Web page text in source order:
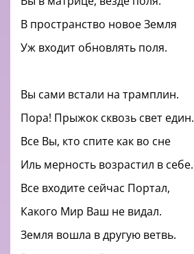
В пространство новое Земля
Уж входит обновлять поля.
Вы сами встали на трамплин.
Пора! Прыжок сквозь свет един.
Все Вы, кто спите как во сне
Иль мерность возрастил в себе.
Все входите сейчас Портал,
Какого Мир Ваш не видал.
Земля вошла в другую ветвь.